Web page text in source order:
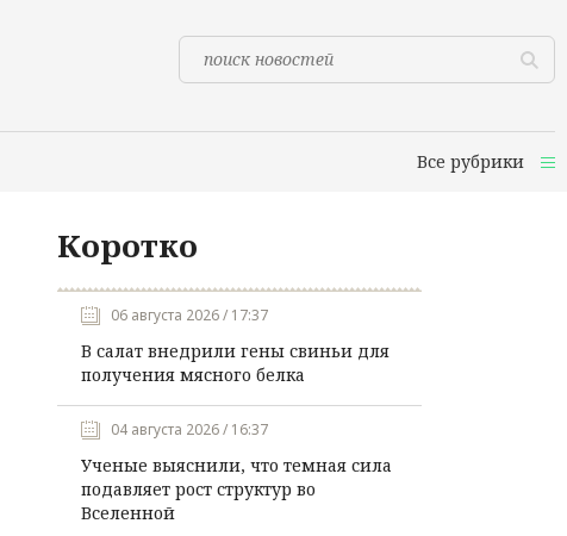
Все рубрики
Коротко
06 августа 2026 / 17:37
В салат внедрили гены свиньи для
получения мясного белка
04 августа 2026 / 16:37
Ученые выяснили, что темная сила
подавляет рост структур во
Вселенной